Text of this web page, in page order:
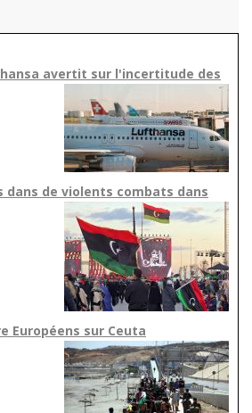
avertit sur l'incertitude des
dans de violents combats dans
Européens sur Ceuta